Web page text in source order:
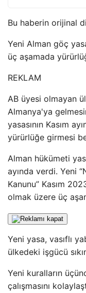
Bu haberin orijinal
Yeni Alman göç
üç aşamada
REKLAM
AB üyesi olmayan
Almanya'ya
yasasının Kasım
yürürlüğe girmesi
Alman hükümeti
ayında verdi. Yeni
Kanunu” Kasım
olmak üzere üç
Yeni yasa, vasıflı
ülkedeki işgücü
Yeni kuralların
çalışmasını